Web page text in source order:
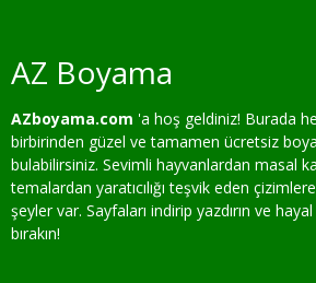
AZ Boyama
AZboyama.com 'a hoş geldiniz! Burada
birbirinden güzel ve tamamen ücretsiz
bulabilirsiniz. Sevimli hayvanlardan masal
temalardan yaratıcılığı teşvik eden
şeyler var. Sayfaları indirip yazdırın ve
bırakın!